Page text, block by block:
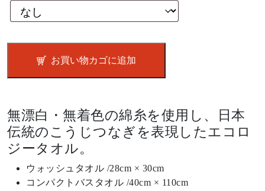
つ
オ
セ
ッ
ト
A017-
042
お買い物カゴに追加
無漂白・無着色の綿糸を使用し、日本
伝統のこうじつなぎを表現したエコロ
ジータオル。
ウォッシュタオル /28cm × 30cm
コンパクトバスタオル /40cm × 110cm